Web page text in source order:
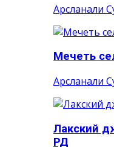
Арсланали
Мечеть
Арсланали
Лакский
РД